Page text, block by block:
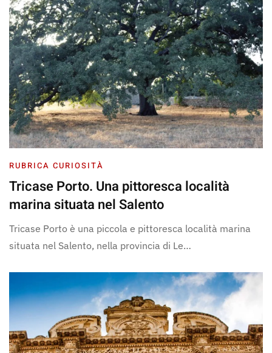
RUBRICA CURIOSITÀ
Tricase Porto. Una pittoresca località
marina situata nel Salento
Tricase Porto è una piccola e pittoresca località marina
situata nel Salento, nella provincia di Le…